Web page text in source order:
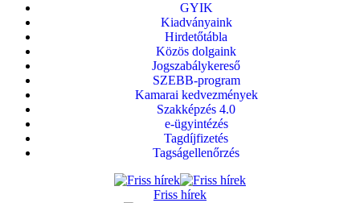
GYIK
Kiadványaink
Hirdetőtábla
Közös dolgaink
Jogszabálykereső
SZEBB-program
Kamarai kedvezmények
Szakképzés 4.0
e-ügyintézés
Tagdíjfizetés
Tagságellenőrzés
Friss hírek